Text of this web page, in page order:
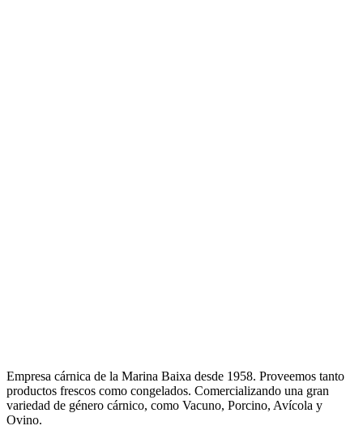
Empresa cárnica de la Marina Baixa desde 1958. Proveemos tanto
productos frescos como congelados. Comercializando una gran
variedad de género cárnico, como Vacuno, Porcino, Avícola y
Ovino.